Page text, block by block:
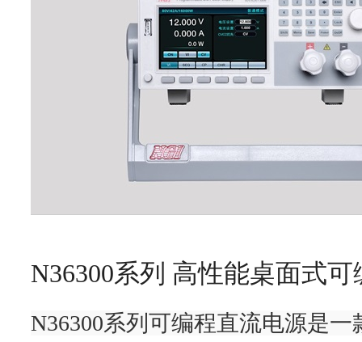
N36300系列 高性能桌面式
N36300系列可编程直流电源是